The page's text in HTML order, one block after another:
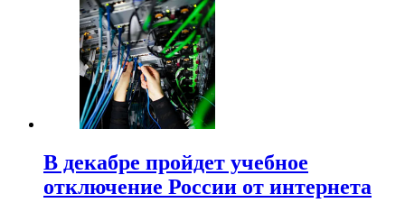
В декабре пройдет учебное
отключение России от интернета